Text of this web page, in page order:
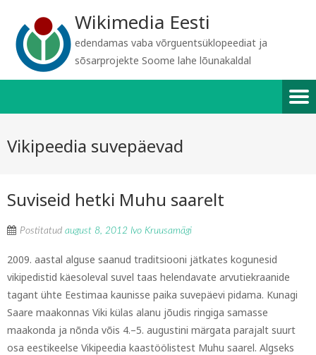
Wikimedia Eesti
edendamas vaba võrguentsüklopeediat ja
sõsarprojekte Soome lahe lõunakaldal
Vikipeedia suvepäevad
Suviseid hetki Muhu saarelt
Postitatud august 8, 2012 Ivo Kruusamägi
2009. aastal alguse saanud traditsiooni jätkates kogunesid
vikipedistid käesoleval suvel taas helendavate arvutiekraanide
tagant ühte Eestimaa kaunisse paika suvepäevi pidama. Kunagi
Saare maakonnas Viki külas alanu jõudis ringiga samasse
maakonda ja nõnda võis 4.–5. augustini märgata parajalt suurt
osa eestikeelse Vikipeedia kaastöölistest Muhu saarel. Algseks